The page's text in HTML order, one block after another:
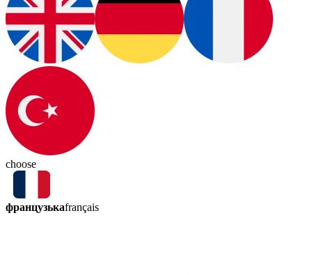
choose
французькаfrançais